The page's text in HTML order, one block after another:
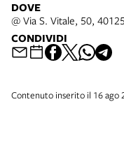
DOVE
@ Via S. Vitale, 50,
CONDIVIDI
Contenuto inserito il 16 ago